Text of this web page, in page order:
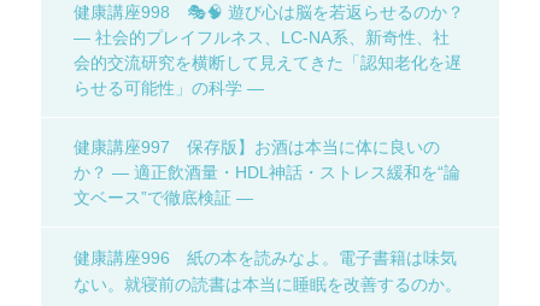
健康講座998 🎭🧠 遊び心は脳を若返らせるのか？
― 社会的プレイフルネス、LC-NA系、新奇性、社
会的交流研究を横断して見えてきた「認知老化を遅
らせる可能性」の科学 ―
健康講座997 保存版】お酒は本当に体に良いの
か？ ― 適正飲酒量・HDL神話・ストレス緩和を“論
文ベース”で徹底検証 ―
健康講座996 紙の本を読みなよ。電子書籍は味気
ない。就寝前の読書は本当に睡眠を改善するのか。